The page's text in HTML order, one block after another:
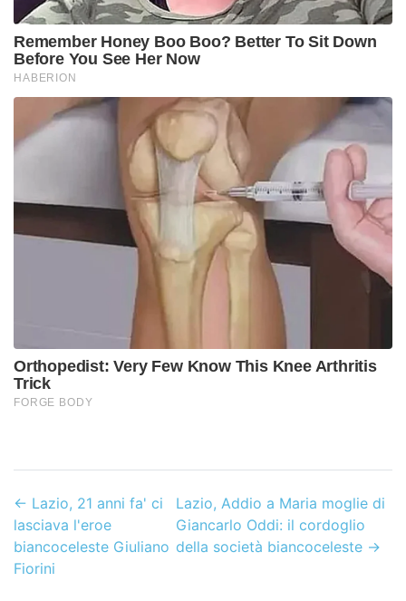
← Lazio, 21 anni fa' ci
lasciava l'eroe
biancoceleste Giuliano
Fiorini
Lazio, Addio a Maria moglie di
Giancarlo Oddi: il cordoglio
della società biancoceleste→